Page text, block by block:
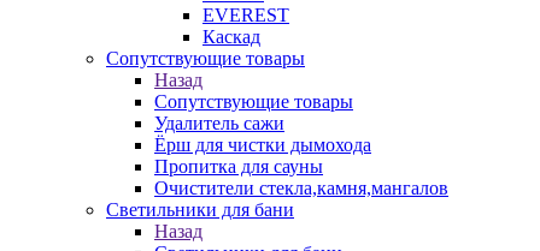
EVEREST
Каскад
Сопутствующие товары
Назад
Сопутствующие товары
Удалитель сажи
Ёрш для чистки дымохода
Пропитка для сауны
Очистители стекла,камня,мангалов
Светильники для бани
Назад